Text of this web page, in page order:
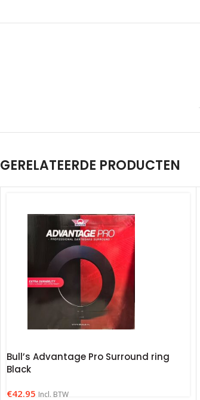
GERELATEERDE PRODUCTEN
Bull’s Advantage Pro Surround ring
Black
€42.95 Incl. BTW